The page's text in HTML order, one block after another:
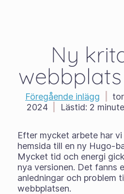
Ny
Föregående inlägg
2024
Lästid: 2
Efter mycket arbete har
hemsida till en ny Hugo-
Mycket tid och energi
nya versionen. Det fanns
anledningar och problem
webbplatsen.